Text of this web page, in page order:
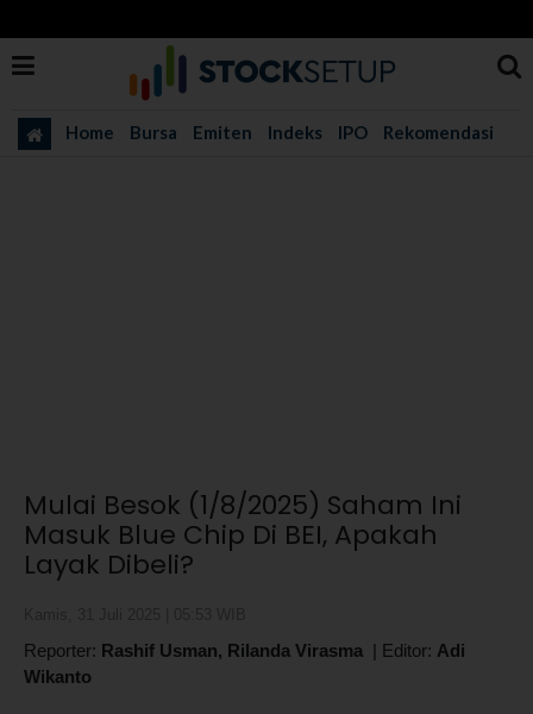
Home Bursa Emiten Indeks IPO Rekomendasi
Mulai Besok (1/8/2025) Saham Ini
Masuk Blue Chip Di BEI, Apakah
Layak Dibeli?
Reporter: Rashif Usman, Rilanda Virasma | Editor: Adi
Wikanto